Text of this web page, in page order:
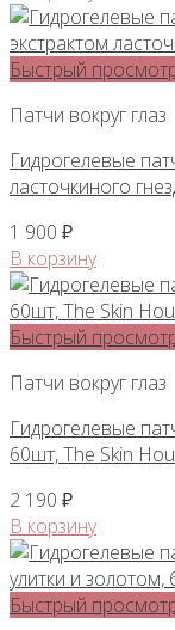
Быстрый
Патчи вокруг глаз
Гидрогелевые
ласточкиного
1 900 ₽
В корзину
Быстрый
Патчи вокруг глаз
Гидрогелевые
60шт, The Skin
2 190 ₽
В корзину
Быстрый